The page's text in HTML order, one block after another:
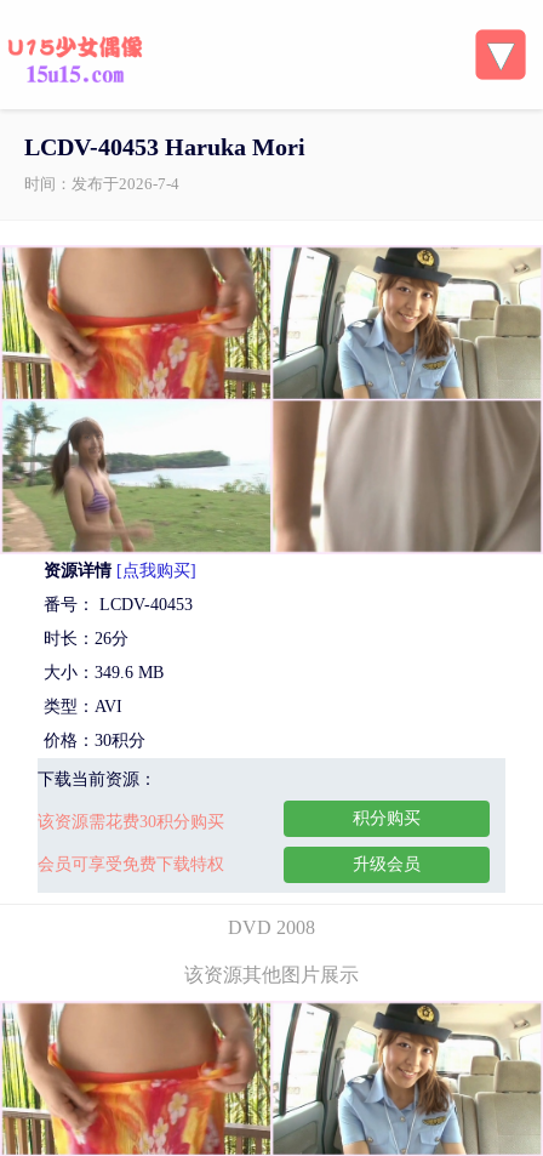
LCDV-40453 Haruka Mori
时间：发布于2026-7-4
资源详情 [点我购买]
番号： LCDV-40453
时长：26分
大小：349.6 MB
类型：AVI
价格：30积分
下载当前资源：
该资源需花费30积分购买
会员可享受免费下载特权
积分购买
升级会员
DVD 2008
该资源其他图片展示